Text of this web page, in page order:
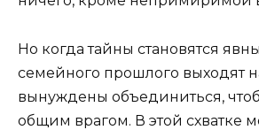
Но когда тайны становятся
семейного прошлого выходят
вынуждены объединиться,
общим врагом. В этой схватке